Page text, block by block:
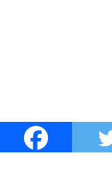
(604) 229 2970